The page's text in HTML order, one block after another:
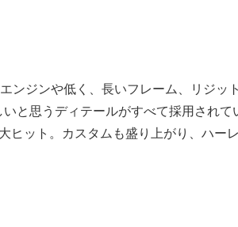
ンジンや低く、長いフレーム、リジット
と思うディテールがすべて採用されて
ヒット。カスタムも盛り上がり、ハーレ